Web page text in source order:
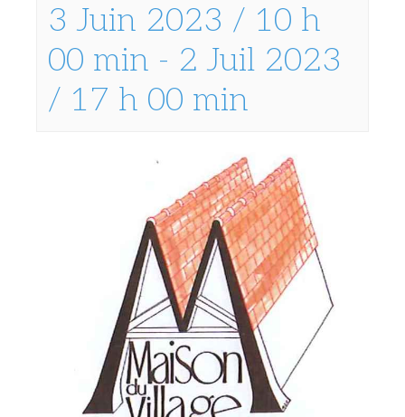
3 Juin 2023 / 10 h
00 min - 2 Juil 2023
/ 17 h 00 min